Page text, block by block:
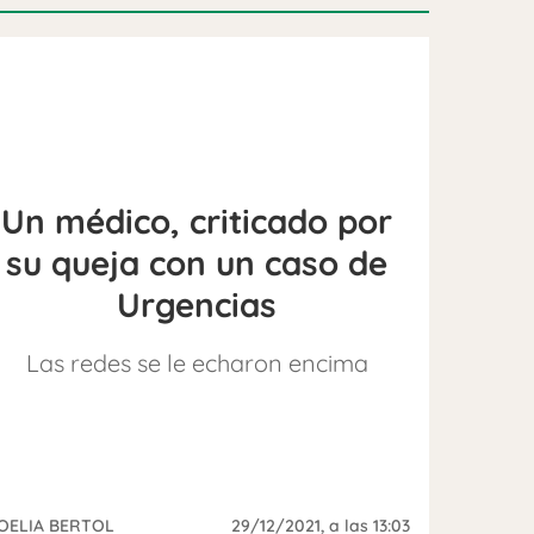
Un médico, criticado por
su queja con un caso de
Urgencias
Las redes se le echaron encima
BERTOL 29/12/2021, a las 13:03